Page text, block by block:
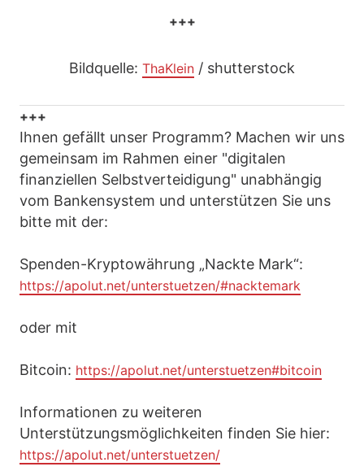
+++
Bildquelle: ThaKlein / shutterstock
+++
Ihnen gefällt unser Programm? Machen wir uns
gemeinsam im Rahmen einer "digitalen
finanziellen Selbstverteidigung" unabhängig
vom Bankensystem und unterstützen Sie uns
bitte mit der:
Spenden-Kryptowährung „Nackte Mark“:
https://apolut.net/unterstuetzen/#nacktemark
oder mit
Bitcoin: https://apolut.net/unterstuetzen#bitcoin
Informationen zu weiteren
Unterstützungsmöglichkeiten finden Sie hier:
https://apolut.net/unterstuetzen/